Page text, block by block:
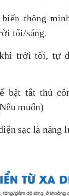
thông
tối/sáng.
trời tối, tự
bật tắt thủ
muốn)
sạc là năng